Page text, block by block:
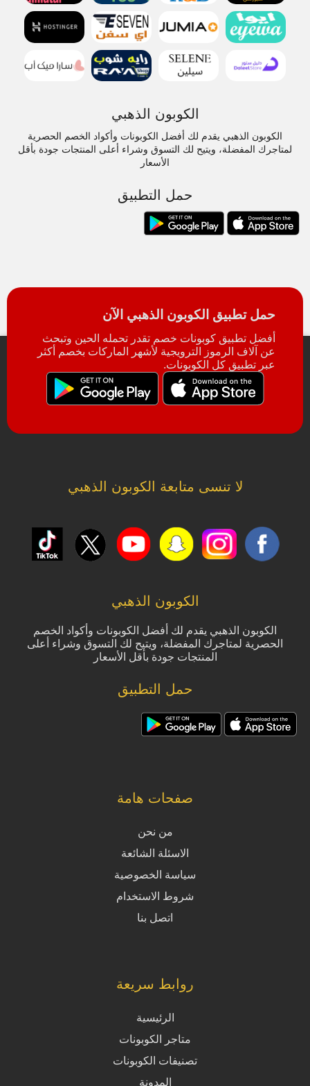
الكوبون الذهبي
الكوبون الذهبي يقدم لك أفضل الكوبونات وأكواد الخصم الحصرية
لمتاجرك المفضلة، ويتيح لك التسوق وشراء أعلى المنتجات جودة بأقل
الأسعار
حمل التطبيق
حمل تطبيق الكوبون الذهبي الآن
أفضل تطبيق كوبونات خصم تقدر تحمله الحين وتبحث
عن آلاف الرموز الترويجية لأشهر الماركات بخصم أكثر
عبر تطبيق كل الكوبونات.
لا تنسى متابعة الكوبون الذهبي
الكوبون الذهبي
الكوبون الذهبي يقدم لك أفضل الكوبونات وأكواد الخصم
الحصرية لمتاجرك المفضلة، ويتيح لك التسوق وشراء أعلى
المنتجات جودة بأقل الأسعار
حمل التطبيق
صفحات هامة
من نحن
الاسئلة الشائعة
سياسة الخصوصية
شروط الاستخدام
اتصل بنا
روابط سريعة
الرئيسية
متاجر الكوبونات
تصنيفات الكوبونات
المدونة